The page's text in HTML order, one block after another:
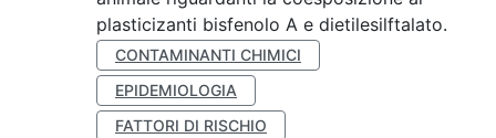
plasticizanti bisfenolo A e dietilesilftalato.
CONTAMINANTI CHIMICI
EPIDEMIOLOGIA
FATTORI DI RISCHIO